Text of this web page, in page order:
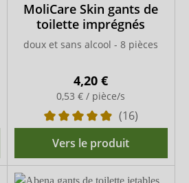
MoliCare Skin gants de
toilette imprégnés
doux et sans alcool - 8 pièces
4,20 €
0,53 € / pièce/s
(16)
Vers le produit